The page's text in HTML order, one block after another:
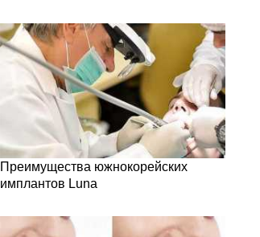
Преимущества южнокорейских
имплантов Luna